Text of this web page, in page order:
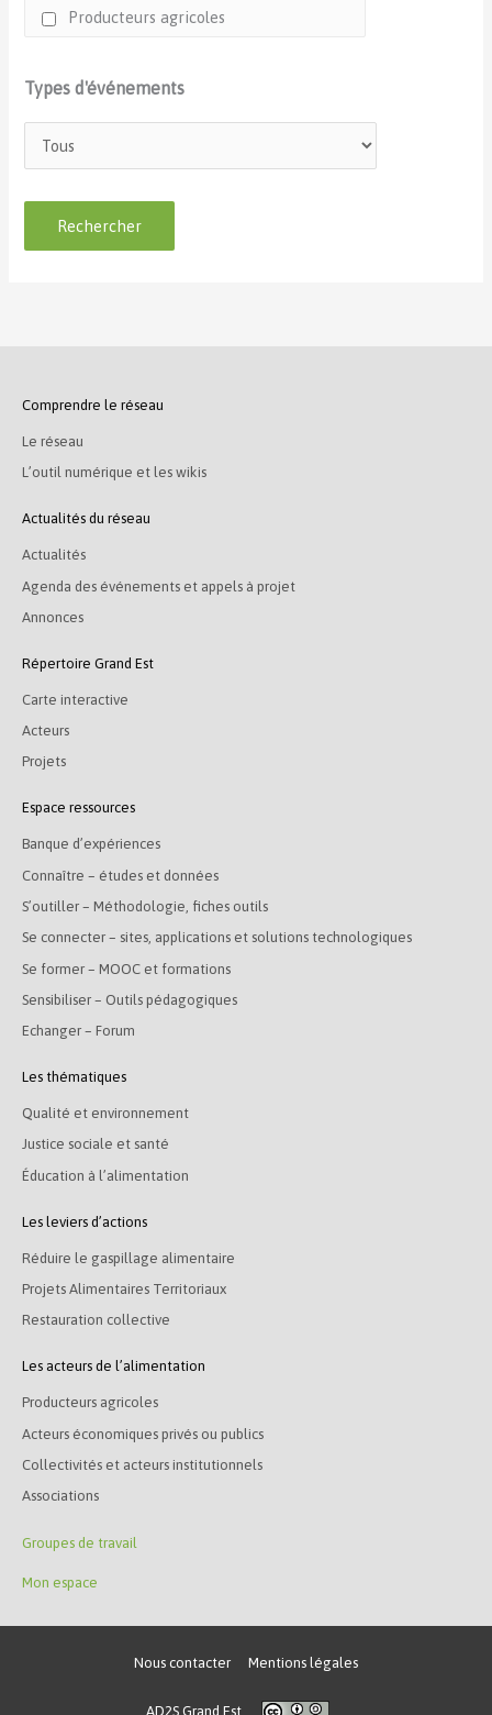
Producteurs agricoles
Types d'événements
Comprendre le réseau
Le réseau
L’outil numérique et les wikis
Actualités du réseau
Actualités
Agenda des événements et appels à projet
Annonces
Répertoire Grand Est
Carte interactive
Acteurs
Projets
Espace ressources
Banque d’expériences
Connaître – études et données
S’outiller – Méthodologie, fiches outils
Se connecter – sites, applications et solutions technologiques
Se former – MOOC et formations
Sensibiliser – Outils pédagogiques
Echanger – Forum
Les thématiques
Qualité et environnement
Justice sociale et santé
Éducation à l’alimentation
Les leviers d’actions
Réduire le gaspillage alimentaire
Projets Alimentaires Territoriaux
Restauration collective
Les acteurs de l’alimentation
Producteurs agricoles
Acteurs économiques privés ou publics
Collectivités et acteurs institutionnels
Associations
Groupes de travail
Mon espace
Nous contacter Mentions légales
AD2S Grand Est